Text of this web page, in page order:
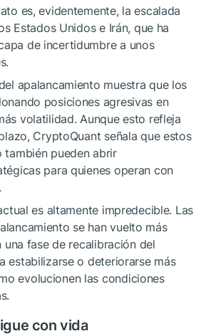
es, evidentemente, la escalada
Estados Unidos e Irán, que ha
de incertidumbre a unos
apalancamiento muestra que los
posiciones agresivas en
volatilidad. Aunque esto refleja
CryptoQuant señala que estos
pueden abrir
para quienes operan con
es altamente impredecible. Las
se han vuelto más
una fase de recalibración del
estabilizarse o deteriorarse más
evolucionen las condiciones
con vida